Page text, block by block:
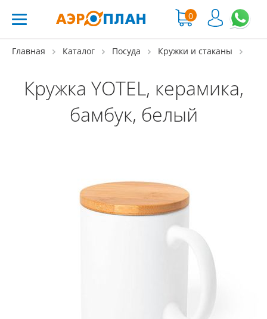
0
Главная Каталог Посуда Кружки и стаканы
Кружка YOTEL, керамика,
бамбук, белый